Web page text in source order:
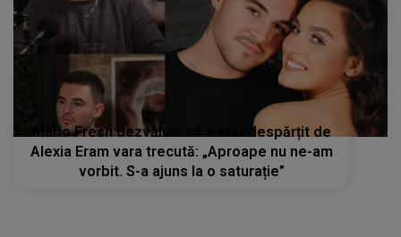
Mario Fresh dezvăluie că a stat despărțit de
Alexia Eram vara trecută: „Aproape nu ne-am
vorbit. S-a ajuns la o saturație”